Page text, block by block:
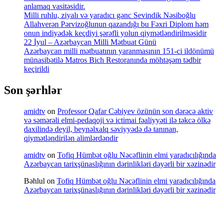
anlamaq vasitəsidir.
Milli ruhlu, ziyalı və yaradıcı gənc Sevindik Nəsiboğlu
Allahverən Pərvizoğlunun qazandığı bu Fəxri Diplom həm
onun indiyədək keçdiyi şərəfli yolun qiymətləndirilməsidir
22 İyul – Azərbaycan Milli Mətbuat Günü
Azərbaycan milli mətbuatının yaranmasının 151-ci ildönümü
münasibətilə Matros Bich Restoranında möhtəşəm tədbir
keçirildi
Son şərhlər
amidtv on Professor Qafar Cəbiyev özünün son dərəcə aktiv
və səmərəli elmi-pedaqoji və ictimai fəaliyyəti ilə təkcə ölkə
daxilində deyil, beynəlxalq səviyyədə də tanınan,
qiymətləndirilən alimlərdəndir
amidtv on Tofiq Hümbət oğlu Nəcəflinin elmi yaradıcılığında
Azərbaycan tarixşünaslığının dərinlikləri dəyərli bir xəzinədir
Bəhlul on Tofiq Hümbət oğlu Nəcəflinin elmi yaradıcılığında
Azərbaycan tarixşünaslığının dərinlikləri dəyərli bir xəzinədir